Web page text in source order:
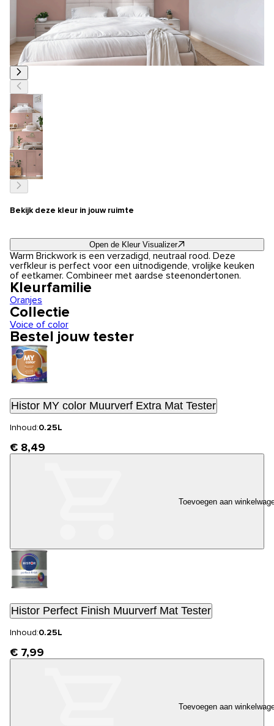
Bekijk deze kleur in jouw ruimte
Open de Kleur Visualizer
Warm Brickwork is een verzadigd, neutraal rood. Deze
verfkleur is perfect voor een uitnodigende, vrolijke keuken
of eetkamer. Combineer met aardse steenondertonen.
Kleurfamilie
Oranjes
Collectie
Voice of color
Bestel jouw tester
Histor MY color Muurverf Extra Mat Tester
Inhoud:0.25L
€ 8,49
Toevoegen aan
Histor Perfect Finish Muurverf Mat Tester
Inhoud:0.25L
€ 7,99
Toevoegen aan